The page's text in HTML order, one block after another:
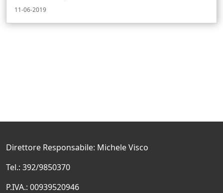
11-06-2019
Direttore Responsabile: Michele Visco
Tel.: 392/9850370
P.IVA.: 00939520946